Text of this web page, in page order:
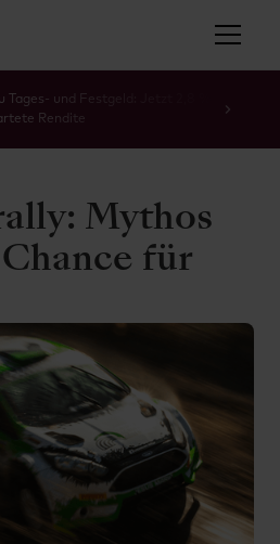
und Festgeld: Jetzt 2,8 %
Rendite
Mythos
für